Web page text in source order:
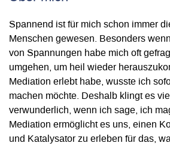
Spannend ist für mich schon immer
Menschen gewesen. Besonders
von Spannungen habe mich oft
umgehen, um heil wieder
Mediation erlebt habe, wusste ich
machen möchte. Deshalb klingt es
verwunderlich, wenn ich sage, ich
Mediation ermöglicht es uns, einen
und Katalysator zu erleben für das,